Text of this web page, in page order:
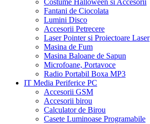
Fantani de Ciocolata
Lumini Disco
Accesorii Petrecere
Laser Pointer si Proiectoare Laser
Masina de Fum
Masina Baloane de Sapun
Microfoane, Portavoce
Radio Portabil Boxa MP3
IT Media Periferice PC
Accesorii GSM
Accesorii birou
Calculator de Birou
Casete Luminoase Programabile